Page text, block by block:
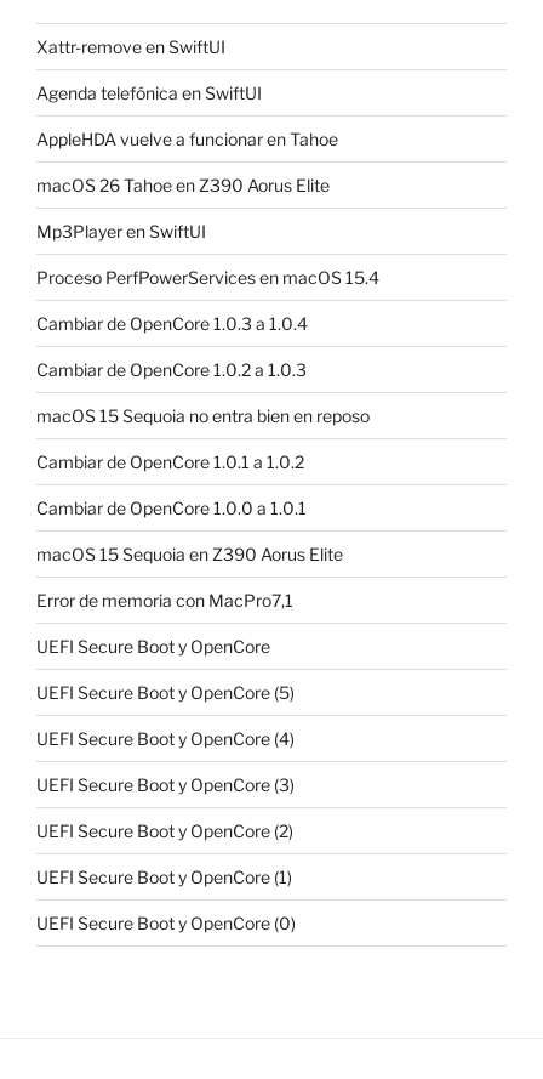
Xattr-remove en SwiftUI
Agenda telefónica en SwiftUI
AppleHDA vuelve a funcionar en Tahoe
macOS 26 Tahoe en Z390 Aorus Elite
Mp3Player en SwiftUI
Proceso PerfPowerServices en macOS 15.4
Cambiar de OpenCore 1.0.3 a 1.0.4
Cambiar de OpenCore 1.0.2 a 1.0.3
macOS 15 Sequoia no entra bien en reposo
Cambiar de OpenCore 1.0.1 a 1.0.2
Cambiar de OpenCore 1.0.0 a 1.0.1
macOS 15 Sequoia en Z390 Aorus Elite
Error de memoria con MacPro7,1
UEFI Secure Boot y OpenCore
UEFI Secure Boot y OpenCore (5)
UEFI Secure Boot y OpenCore (4)
UEFI Secure Boot y OpenCore (3)
UEFI Secure Boot y OpenCore (2)
UEFI Secure Boot y OpenCore (1)
UEFI Secure Boot y OpenCore (0)